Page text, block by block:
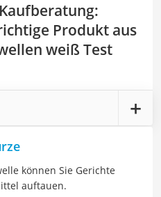
:
Produkt aus
weiß Test
können Sie Gerichte
auftauen.